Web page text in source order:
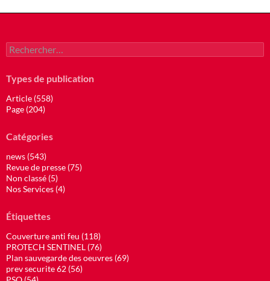
Rechercher :
Types de publication
Article (558)
Page (204)
Catégories
news (543)
Revue de presse (75)
Non classé (5)
Nos Services (4)
Étiquettes
Couverture anti feu (118)
PROTECH SENTINEL (76)
Plan sauvegarde des oeuvres (69)
prev securite 62 (56)